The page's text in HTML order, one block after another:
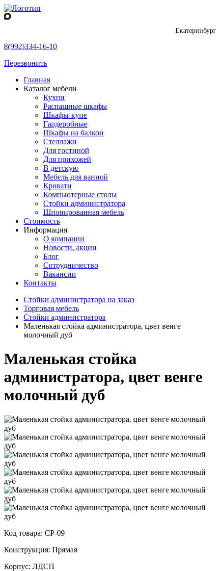
Екатеринбург
8(992)334-16-10
Перезвонить
Главная
Каталог мебели
Кухни
Распашные шкафы
Шкафы-купе
Гардеробные
Шкафы на балкон
Стеллажи
Для гостиной
Для прихожей
В детскую
Мебель для ванной
Кровати
Компьютерные столы
Стойки администратора
Шпонированная мебель
Стоимость
Информация
О компании
Новости, акции
Блог
Сотрудничество
Вакансии
Контакты
Стойки администратора на заказ
Торговая мебель
Стойки администратора
Маленькая стойка администратора, цвет венге
молочный дуб
Маленькая стойка
администратора, цвет венге
молочный дуб
Код товара: СР-09
Конструкция: Прямая
Корпус: ЛДСП